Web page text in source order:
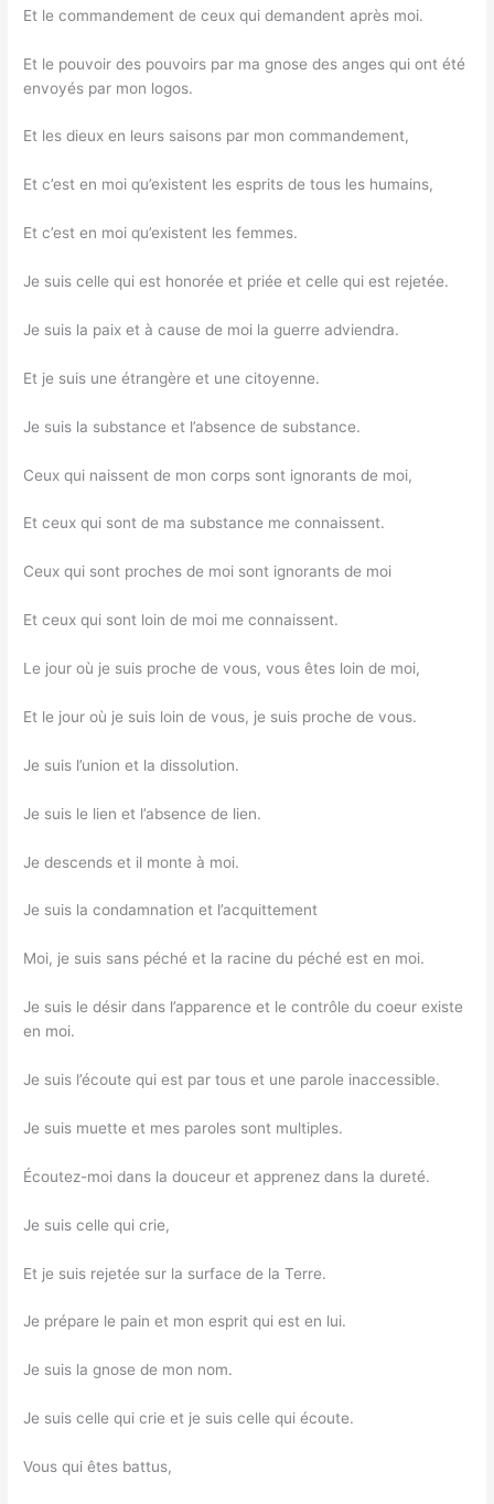
Et le commandement de ceux qui demandent après moi.
Et le pouvoir des pouvoirs par ma gnose des anges qui ont été
envoyés par mon logos.
Et les dieux en leurs saisons par mon commandement,
Et c’est en moi qu’existent les esprits de tous les humains,
Et c’est en moi qu’existent les femmes.
Je suis celle qui est honorée et priée et celle qui est rejetée.
Je suis la paix et à cause de moi la guerre adviendra.
Et je suis une étrangère et une citoyenne.
Je suis la substance et l’absence de substance.
Ceux qui naissent de mon corps sont ignorants de moi,
Et ceux qui sont de ma substance me connaissent.
Ceux qui sont proches de moi sont ignorants de moi
Et ceux qui sont loin de moi me connaissent.
Le jour où je suis proche de vous, vous êtes loin de moi,
Et le jour où je suis loin de vous, je suis proche de vous.
Je suis l’union et la dissolution.
Je suis le lien et l’absence de lien.
Je descends et il monte à moi.
Je suis la condamnation et l’acquittement
Moi, je suis sans péché et la racine du péché est en moi.
Je suis le désir dans l’apparence et le contrôle du coeur existe
en moi.
Je suis l’écoute qui est par tous et une parole inaccessible.
Je suis muette et mes paroles sont multiples.
Écoutez-moi dans la douceur et apprenez dans la dureté.
Je suis celle qui crie,
Et je suis rejetée sur la surface de la Terre.
Je prépare le pain et mon esprit qui est en lui.
Je suis la gnose de mon nom.
Je suis celle qui crie et je suis celle qui écoute.
Vous qui êtes battus,